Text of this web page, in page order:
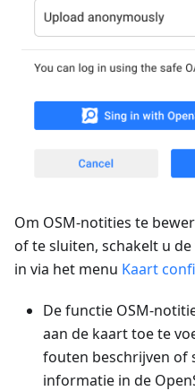
Om OSM-notities te
of te sluiten, schakelt u
in via het menu Kaart
De functie OSM-
aan de kaart toe te
fouten beschrijven of
informatie in de